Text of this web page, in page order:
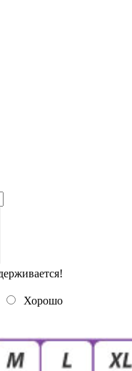
Хорошо